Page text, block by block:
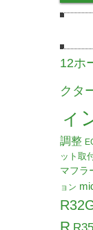
12ホ
クタ
ィ
調整
ット取
マフラ
ョン
R